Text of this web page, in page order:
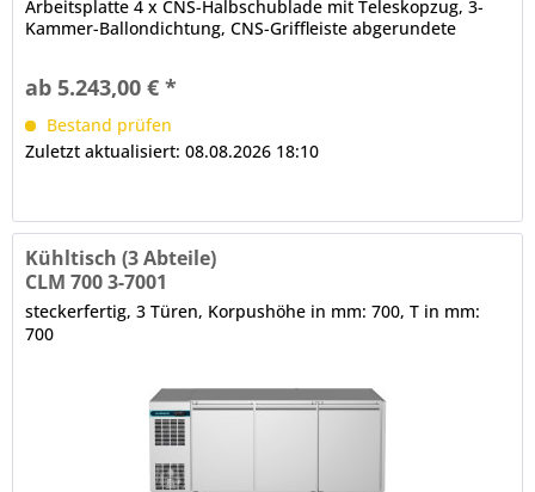
Arbeitsplatte 4 x CNS-Halbschublade mit Teleskopzug, 3-
Kammer-Ballondichtung, CNS-Griffleiste abgerundete
Ein-/Aus-Schalter, HACCP-Kontrollfunktion,...
ab 5.243,00 € *
Bestand prüfen
Zuletzt aktualisiert: 08.08.2026 18:10
Kühltisch (3 Abteile)
CLM 700 3-7001
steckerfertig, 3 Türen, Korpushöhe in mm: 700, T in mm:
700